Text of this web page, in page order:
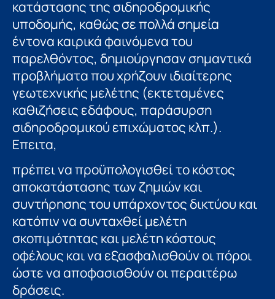
κατάστασης της σιδηροδρομικής
υποδομής, καθώς σε πολλά σημεία
έντονα καιρικά φαινόμενα του
παρελθόντος, δημιούργησαν σημαντικά
προβλήματα που χρήζουν ιδιαίτερης
γεωτεχνικής μελέτης (εκτεταμένες
καθιζήσεις εδάφους, παράσυρση
σιδηροδρομικού επιχώματος κλπ.).
Επειτα,
πρέπει να προϋπολογισθεί το κόστος
αποκατάστασης των ζημιών και
συντήρησης του υπάρχοντος δικτύου και
κατόπιν να συνταχθεί μελέτη
σκοπιμότητας και μελέτη κόστους
οφέλους και να εξασφαλισθούν οι πόροι
ώστε να αποφασισθούν οι περαιτέρω
δράσεις.